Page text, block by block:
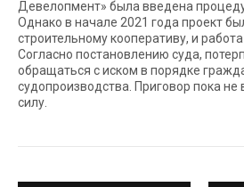
Девелопмент» была введена
Однако в начале 2021 года проект
строительному кооперативу, и
Согласно постановлению суда,
обращаться с иском в порядке
судопроизводства. Приговор пока не
силу.